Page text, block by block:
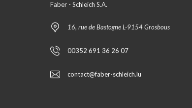
Faber - Schleich S.A.
16, rue de Bastogne L-9154 Grosbous
00352 691 36 26 07
contact@faber-schleich.lu